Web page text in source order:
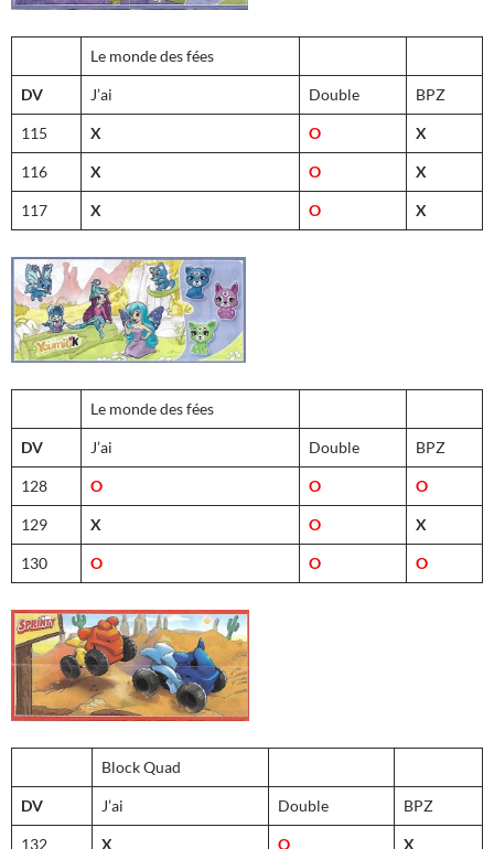
Le monde des fées
DV J’ai Double BPZ
115 X O X
116 X O X
117 X O X
Le monde des fées
DV J’ai Double BPZ
128 O O O
129 X O X
130 O O O
Block Quad
DV J’ai Double BPZ
132 X O X